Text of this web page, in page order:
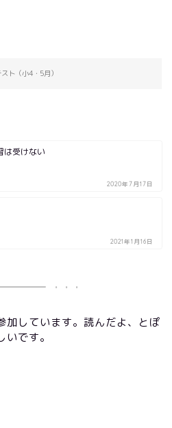
ト（小4・5月）
は受けない
2020年7月17日
2021年1月16日
加しています。読んだよ、とぽ
です。